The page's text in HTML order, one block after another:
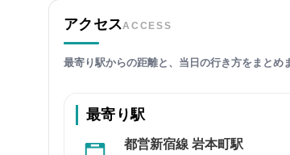
アクセスACCESS
最寄り駅からの距離と、当日の行き方をまとめ
最寄り駅
都営新宿線 岩本町駅